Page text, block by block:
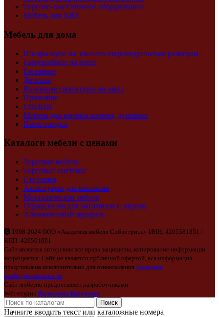
Торгово-выставочное оборудование
Мебель для ПВЗ
Мебель для дома
Шкафы купе на заказ по индивидуальным размерам
Гардеробные на заказ
Гостиные
Детские
Кухонные гарнитуры на заказ
Прихожие
Спальня
Мебель для ванных комнат, душевых
Перегородки
Каталоги мебели с ценами
Торговая мебель
Торговые системы
Стеллажи
Аксессуары для магазина
Металлическая мебель
Ограждения для магазинов и перила
Алюминиевый профиль
1998-2024 ООО «Академия мебели Сибвитрина» ИНН: 4205381851 /
КПП: 420501001
Сайт является авторским все права защищены, копирование информации
запрещается. Сайт не является публичной офертой, вся информация
представлена исключительно для ознакомления Политика
конфиденциальности
Сайт любезно предоставлен разработчиками
Web-студии Вячеслава Круговых
Поиск
Начните вводить текст или каталожные номера